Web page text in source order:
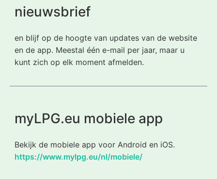
nieuwsbrief
en blijf op de hoogte van updates van de website
en de app. Meestal één e-mail per jaar, maar u
kunt zich op elk moment afmelden.
myLPG.eu mobiele app
Bekijk de mobiele app voor Android en iOS.
https://www.mylpg.eu/nl/mobiele/